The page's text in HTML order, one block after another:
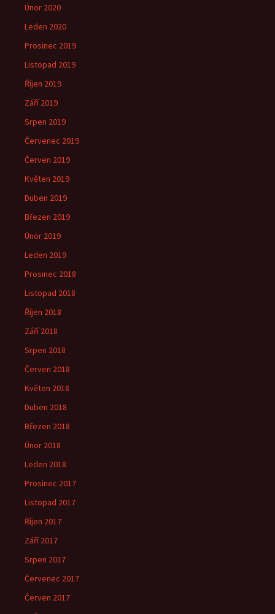
Únor 2020
Leden 2020
Prosinec 2019
Listopad 2019
Říjen 2019
Září 2019
Srpen 2019
Červenec 2019
Červen 2019
Květen 2019
Duben 2019
Březen 2019
Únor 2019
Leden 2019
Prosinec 2018
Listopad 2018
Říjen 2018
Září 2018
Srpen 2018
Červen 2018
Květen 2018
Duben 2018
Březen 2018
Únor 2018
Leden 2018
Prosinec 2017
Listopad 2017
Říjen 2017
Září 2017
Srpen 2017
Červenec 2017
Červen 2017